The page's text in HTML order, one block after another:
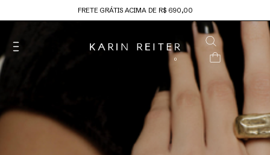
FRETE GRÁTIS ACIMA DE R$ 690,00
0